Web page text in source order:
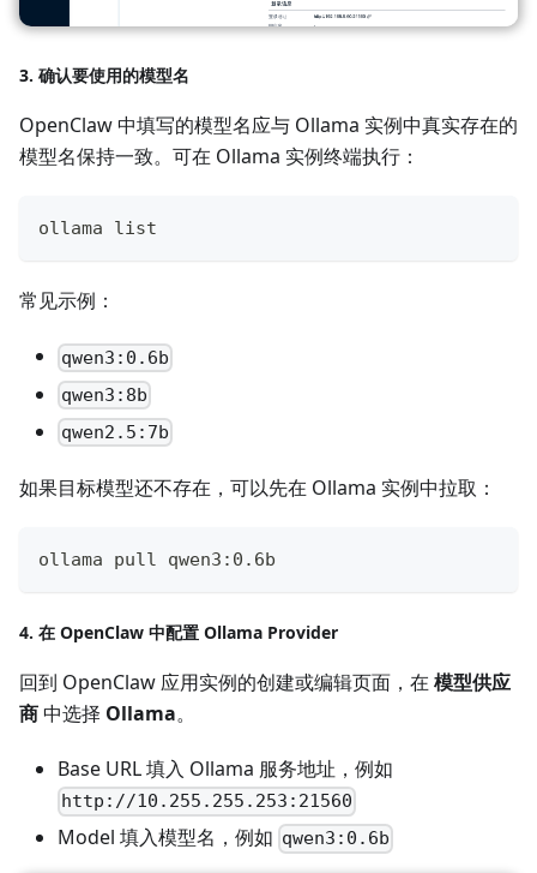
3. 确认要使用的模型名
OpenClaw 中填写的模型名应与 Ollama 实例中真实存在的
模型名保持一致。可在 Ollama 实例终端执行：
ollama list
常见示例：
qwen3:0.6b
qwen3:8b
qwen2.5:7b
如果目标模型还不存在，可以先在 Ollama 实例中拉取：
ollama pull qwen3:0.6b
4. 在 OpenClaw 中配置 Ollama Provider
回到 OpenClaw 应用实例的创建或编辑页面，在 模型供应
商中选择 Ollama。
Base URL 填入 Ollama 服务地址，例如
http://10.255.255.253:21560
Model 填入模型名，例如 qwen3:0.6b